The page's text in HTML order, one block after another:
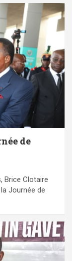
de
Brice Clotaire
Journée de